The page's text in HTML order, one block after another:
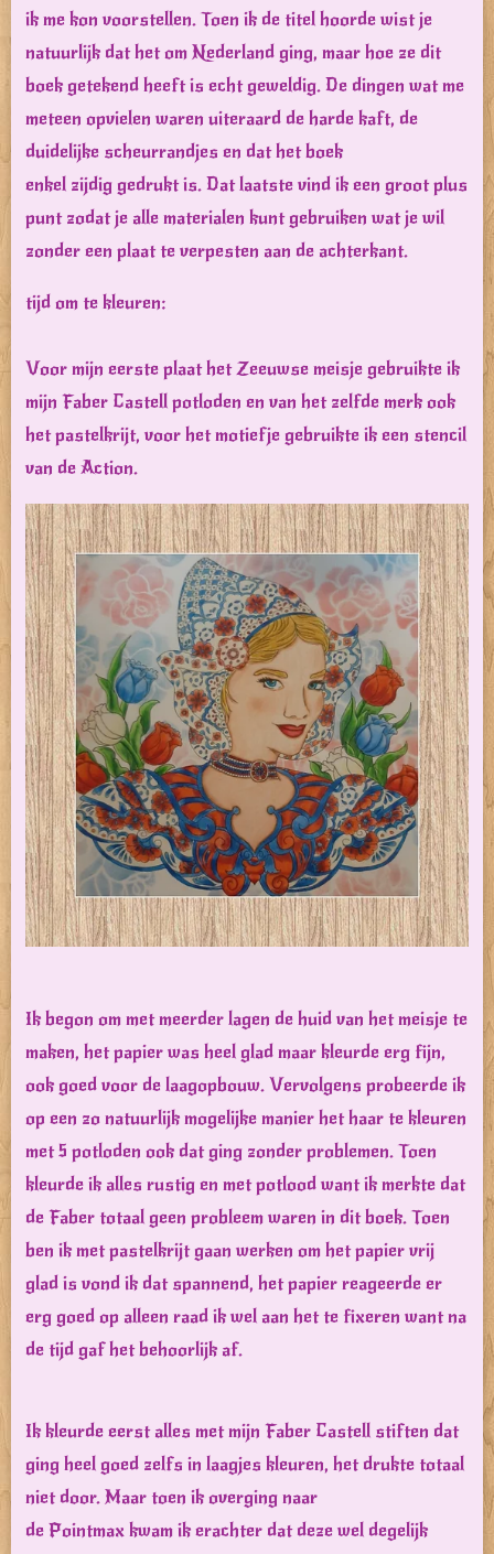
ik me kon voorstellen. Toen ik de titel hoorde wist je
natuurlijk dat het om Nederland ging, maar hoe ze dit
boek getekend heeft is echt geweldig. De dingen wat me
meteen opvielen waren uiteraard de harde kaft, de
duidelijke scheurrandjes en dat het boek
enkel zijdig gedrukt is. Dat laatste vind ik een groot plus
punt zodat je alle materialen kunt gebruiken wat je wil
zonder een plaat te verpesten aan de achterkant.
tijd om te kleuren:
Voor mijn eerste plaat het Zeeuwse meisje gebruikte ik
mijn Faber Castell potloden en van het zelfde merk ook
het pastelkrijt, voor het motiefje gebruikte ik een stencil
van de Action.
Ik begon om met meerder lagen de huid van het meisje te
maken, het papier was heel glad maar kleurde erg fijn,
ook goed voor de laagopbouw. Vervolgens probeerde ik
op een zo natuurlijk mogelijke manier het haar te kleuren
met 5 potloden ook dat ging zonder problemen. Toen
kleurde ik alles rustig en met potlood want ik merkte dat
de Faber totaal geen probleem waren in dit boek. Toen
ben ik met pastelkrijt gaan werken om het papier vrij
glad is vond ik dat spannend, het papier reageerde er
erg goed op alleen raad ik wel aan het te fixeren want na
de tijd gaf het behoorlijk af.
Ik kleurde eerst alles met mijn Faber Castell stiften dat
ging heel goed zelfs in laagjes kleuren, het drukte totaal
niet door. Maar toen ik overging naar
de Pointmax kwam ik erachter dat deze wel degelijk